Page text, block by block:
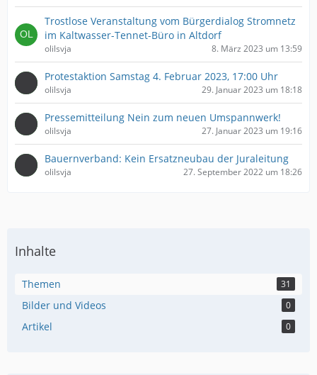
Trostlose Veranstaltung vom Bürgerdialog Stromnetz
im Kaltwasser-Tennet-Büro in Altdorf
olilsvja 8. März 2023 um 13:59
Protestaktion Samstag 4. Februar 2023, 17:00 Uhr
olilsvja 29. Januar 2023 um 18:18
Pressemitteilung Nein zum neuen Umspannwerk!
olilsvja 27. Januar 2023 um 19:16
Bauernverband: Kein Ersatzneubau der Juraleitung
olilsvja 27. September 2022 um 18:26
Inhalte
Themen 31
Bilder und Videos 0
Artikel 0